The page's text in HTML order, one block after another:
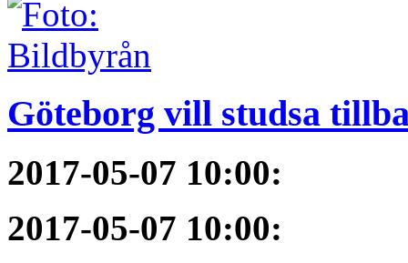
Göteborg vill studsa
2017-05-07 10:00:
2017-05-07 10:00: